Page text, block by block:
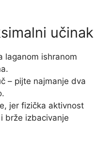
učinak
laganom ishranom
– pijte najmanje dva
jer fizička aktivnost
brže izbacivanje